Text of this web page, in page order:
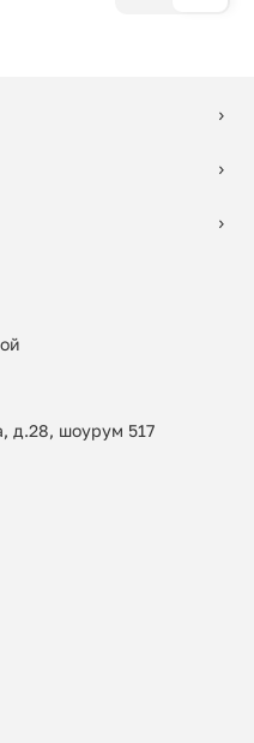
д.28, шоурум 517